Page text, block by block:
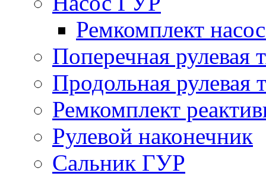
Ремкомплект
Поперечная рулевая
Продольная рулевая
Ремкомплект
Рулевой наконечник
Сальник ГУР